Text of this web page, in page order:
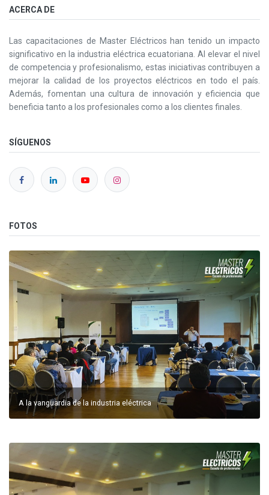
ACERCA DE
Las capacitaciones de Master Eléctricos han tenido un impacto
significativo en la industria eléctrica ecuatoriana. Al elevar el nivel
de competencia y profesionalismo, estas iniciativas contribuyen a
mejorar la calidad de los proyectos eléctricos en todo el país.
Además, fomentan una cultura de innovación y eficiencia que
beneficia tanto a los profesionales como a los clientes finales.
SÍGUENOS
FOTOS
A la vanguardia de la industria eléctrica